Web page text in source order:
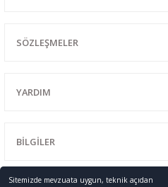
Sitemizde mevzuata uygun, teknik açıdan
SÖZLEŞMELER
YARDIM
BİLGİLER